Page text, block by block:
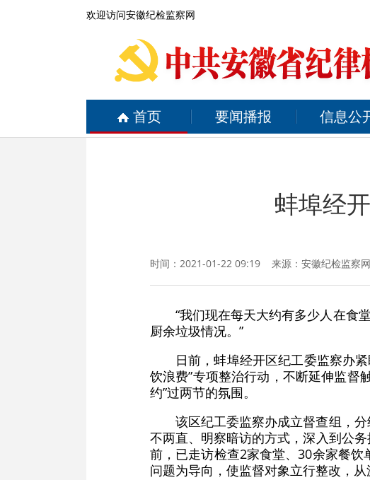
欢迎访问安徽纪检监察网
首页 要闻播报 信息公
蚌埠经
时间：2021-01-22 09:19 来源： 安徽纪检监察网
“我们现在每天大约有多少人在食
厨余垃圾情况。”
日前，蚌埠经开区纪工委监察办
饮浪费”专项整治行动，不断延伸监督
约”过两节的氛围。
该区纪工委监察办成立督查组，
不两直、明察暗访的方式，深入到公
前，已走访检查2家食堂、30余家餐
问题为导向，使监督对象立行整改，